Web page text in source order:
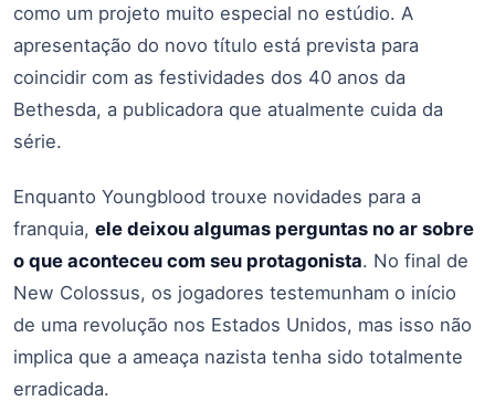
como um projeto muito especial no estúdio. A
apresentação do novo título está prevista para
coincidir com as festividades dos 40 anos da
Bethesda, a publicadora que atualmente cuida da
série.
Enquanto Youngblood trouxe novidades para a
franquia, ele deixou algumas perguntas no ar sobre
o que aconteceu com seu protagonista. No final de
New Colossus, os jogadores testemunham o início
de uma revolução nos Estados Unidos, mas isso não
implica que a ameaça nazista tenha sido totalmente
erradicada.